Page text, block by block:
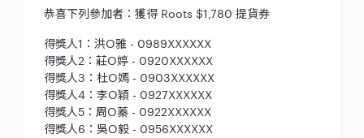
恭喜下列參加者：獲得 Roots $1,780 提貨券
得獎人1：洪O雅 - 0989XXXXXX
得獎人2：莊O婷 - 0920XXXXXX
得獎人3：杜O嫣 - 0903XXXXXX
得獎人4：李O穎 - 0927XXXXXX
得獎人5：周O蓁 - 0922XXXXXX
得獎人6：吳O毅 - 0956XXXXXX